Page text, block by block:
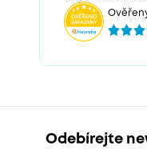
Odebírejte